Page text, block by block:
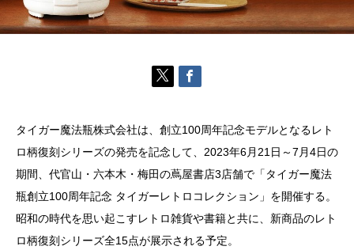
タイガー魔法瓶株式会社は、創立100周年記念モデルとなるレト
ロ柄復刻シリーズの発売を記念して、2023年6月21日～7月4日の
期間、代官山・六本木・梅田の蔦屋書店3店舗で「タイガー魔法
瓶創立100周年記念 タイガーレトロコレクション」を開催する。
昭和の時代を思い起こすレトロ雑貨や書籍と共に、新商品のレト
ロ柄復刻シリーズ全15点が展示される予定。